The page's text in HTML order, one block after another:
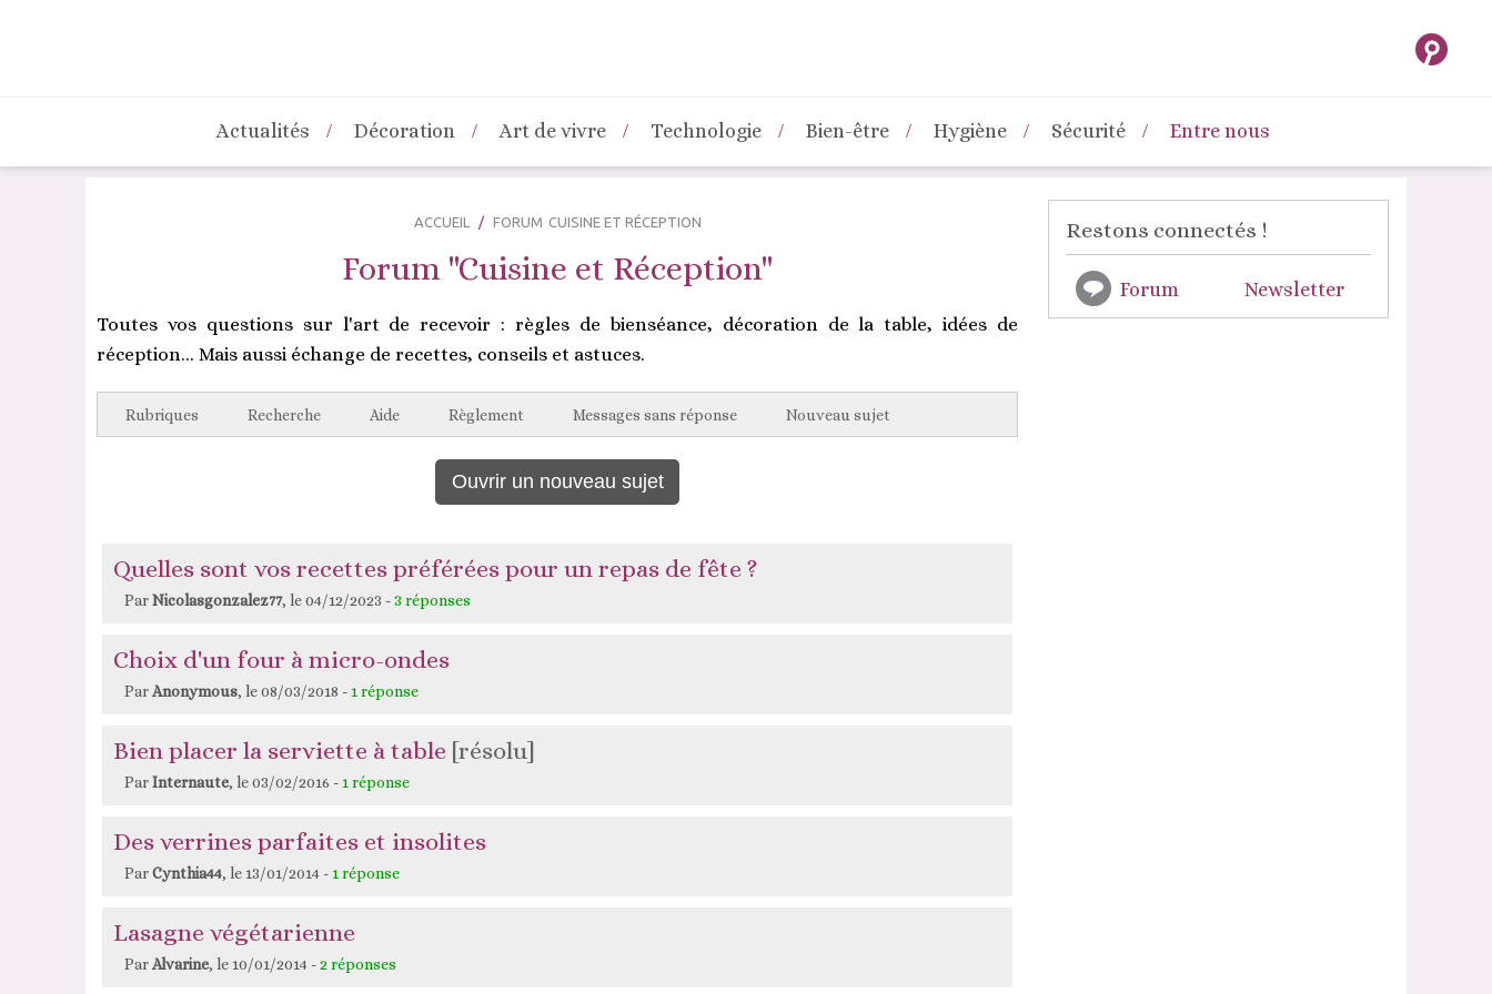
Actualités Décoration Art de vivre Technologie Bien-être Hygiène Sécurité Entre nous
ACCUEIL FORUM CUISINE ET RÉCEPTION
Forum "Cuisine et Réception"
Toutes vos questions sur l'art de recevoir : règles de bienséance, décoration de la table, idées de
réception... Mais aussi échange de recettes, conseils et astuces.
Rubriques Recherche Aide Règlement Messages sans réponse Nouveau sujet
Quelles sont vos recettes préférées pour un repas de fête ?
ParNicolasgonzalez77, le 04/12/2023 -3 réponses
Choix d'un four à micro-ondes
ParAnonymous, le 08/03/2018 -1 réponse
Bien placer la serviette à table [résolu]
ParInternaute, le 03/02/2016 -1 réponse
Des verrines parfaites et insolites
ParCynthia44, le 13/01/2014 -1 réponse
Lasagne végétarienne
ParAlvarine, le 10/01/2014 -2 réponses
Restons connectés !
Forum Newsletter